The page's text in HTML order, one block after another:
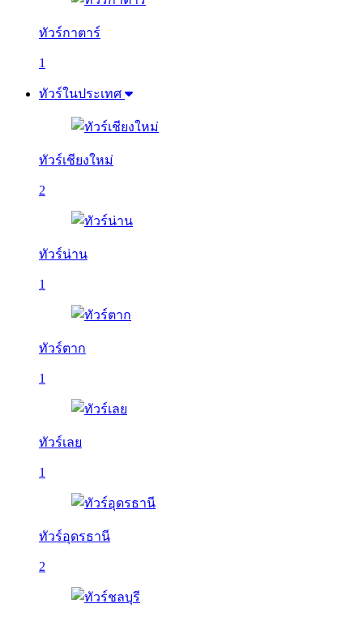
ทัวร์กาตาร์
1
ทัวร์ในประเทศ
ทัวร์เชียงใหม่
2
ทัวร์น่าน
1
ทัวร์ตาก
1
ทัวร์เลย
1
ทัวร์อุดรธานี
2